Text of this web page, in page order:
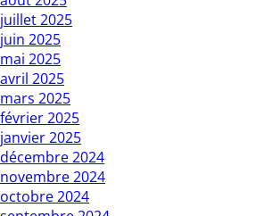
juillet 2025
juin 2025
mai 2025
avril 2025
mars 2025
février 2025
janvier 2025
décembre 2024
novembre 2024
octobre 2024